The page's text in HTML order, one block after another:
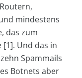
mindestens
das zum
Und das in
Spammails
Botnets aber